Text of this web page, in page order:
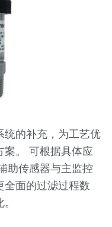
统的补充，为工艺优
案。 可根据具体应
助传感器与主监控
全面的过滤过程数